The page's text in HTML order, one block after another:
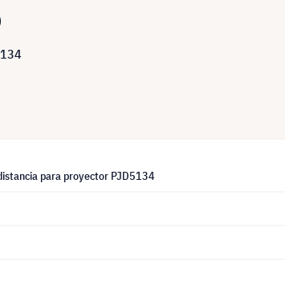
para proyector PJD5134